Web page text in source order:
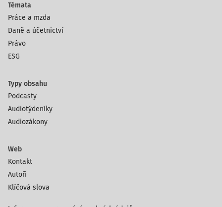
Témata
Práce a mzda
Daně a účetnictví
Právo
ESG
Typy obsahu
Podcasty
Audiotýdeníky
Audiozákony
Web
Kontakt
Autoři
Klíčová slova